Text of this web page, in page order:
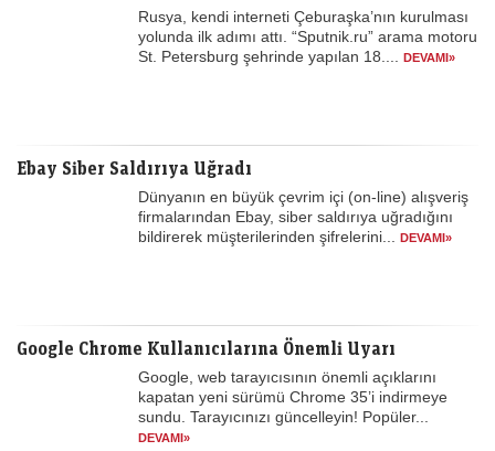
Rusya, kendi interneti Çeburaşka’nın kurulması
yolunda ilk adımı attı. “Sputnik.ru” arama motoru
St. Petersburg şehrinde yapılan 18....
DEVAMI»
Ebay Siber Saldırıya Uğradı
Dünyanın en büyük çevrim içi (on-line) alışveriş
firmalarından Ebay, siber saldırıya uğradığını
bildirerek müşterilerinden şifrelerini...
DEVAMI»
Google Chrome Kullanıcılarına Önemli Uyarı
Google, web tarayıcısının önemli açıklarını
kapatan yeni sürümü Chrome 35’i indirmeye
sundu. Tarayıcınızı güncelleyin! Popüler...
DEVAMI»